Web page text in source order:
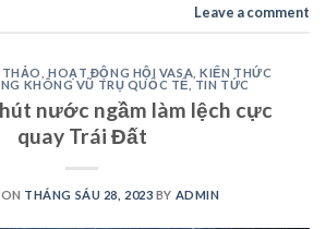
Leave a comment
THẢO ,HOẠT ĐỘNG HỘI VASA ,KIẾN THỨC
KHÔNG VŨ TRỤ QUỐC TẾ TIN TỨC
nước ngầm làm lệch cực
quay Trái Đất
THÁNG SÁU 28, 2023 BY ADMIN